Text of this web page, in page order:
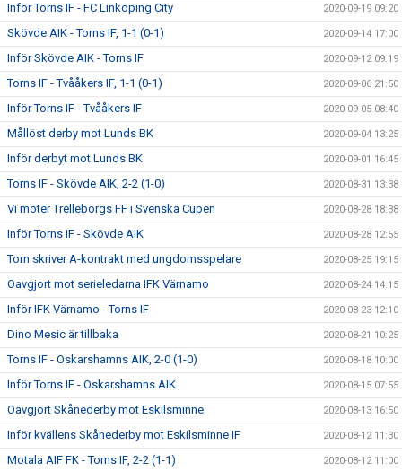
Inför Torns IF - FC Linköping City 2020-09-19 09:20
Skövde AIK - Torns IF, 1-1 (0-1) 2020-09-14 17:00
Inför Skövde AIK - Torns IF 2020-09-12 09:19
Torns IF - Tvååkers IF, 1-1 (0-1) 2020-09-06 21:50
Inför Torns IF - Tvååkers IF 2020-09-05 08:40
Mållöst derby mot Lunds BK 2020-09-04 13:25
Inför derbyt mot Lunds BK 2020-09-01 16:45
Torns IF - Skövde AIK, 2-2 (1-0) 2020-08-31 13:38
Vi möter Trelleborgs FF i Svenska Cupen 2020-08-28 18:38
Inför Torns IF - Skövde AIK 2020-08-28 12:55
Torn skriver A-kontrakt med ungdomsspelare 2020-08-25 19:15
Oavgjort mot serieledarna IFK Värnamo 2020-08-24 14:15
Inför IFK Värnamo - Torns IF 2020-08-23 12:10
Dino Mesic är tillbaka 2020-08-21 10:25
Torns IF - Oskarshamns AIK, 2-0 (1-0) 2020-08-18 10:00
Inför Torns IF - Oskarshamns AIK 2020-08-15 07:55
Oavgjort Skånederby mot Eskilsminne 2020-08-13 16:50
Inför kvällens Skånederby mot Eskilsminne IF 2020-08-12 11:30
Motala AIF FK - Torns IF, 2-2 (1-1) 2020-08-12 11:00